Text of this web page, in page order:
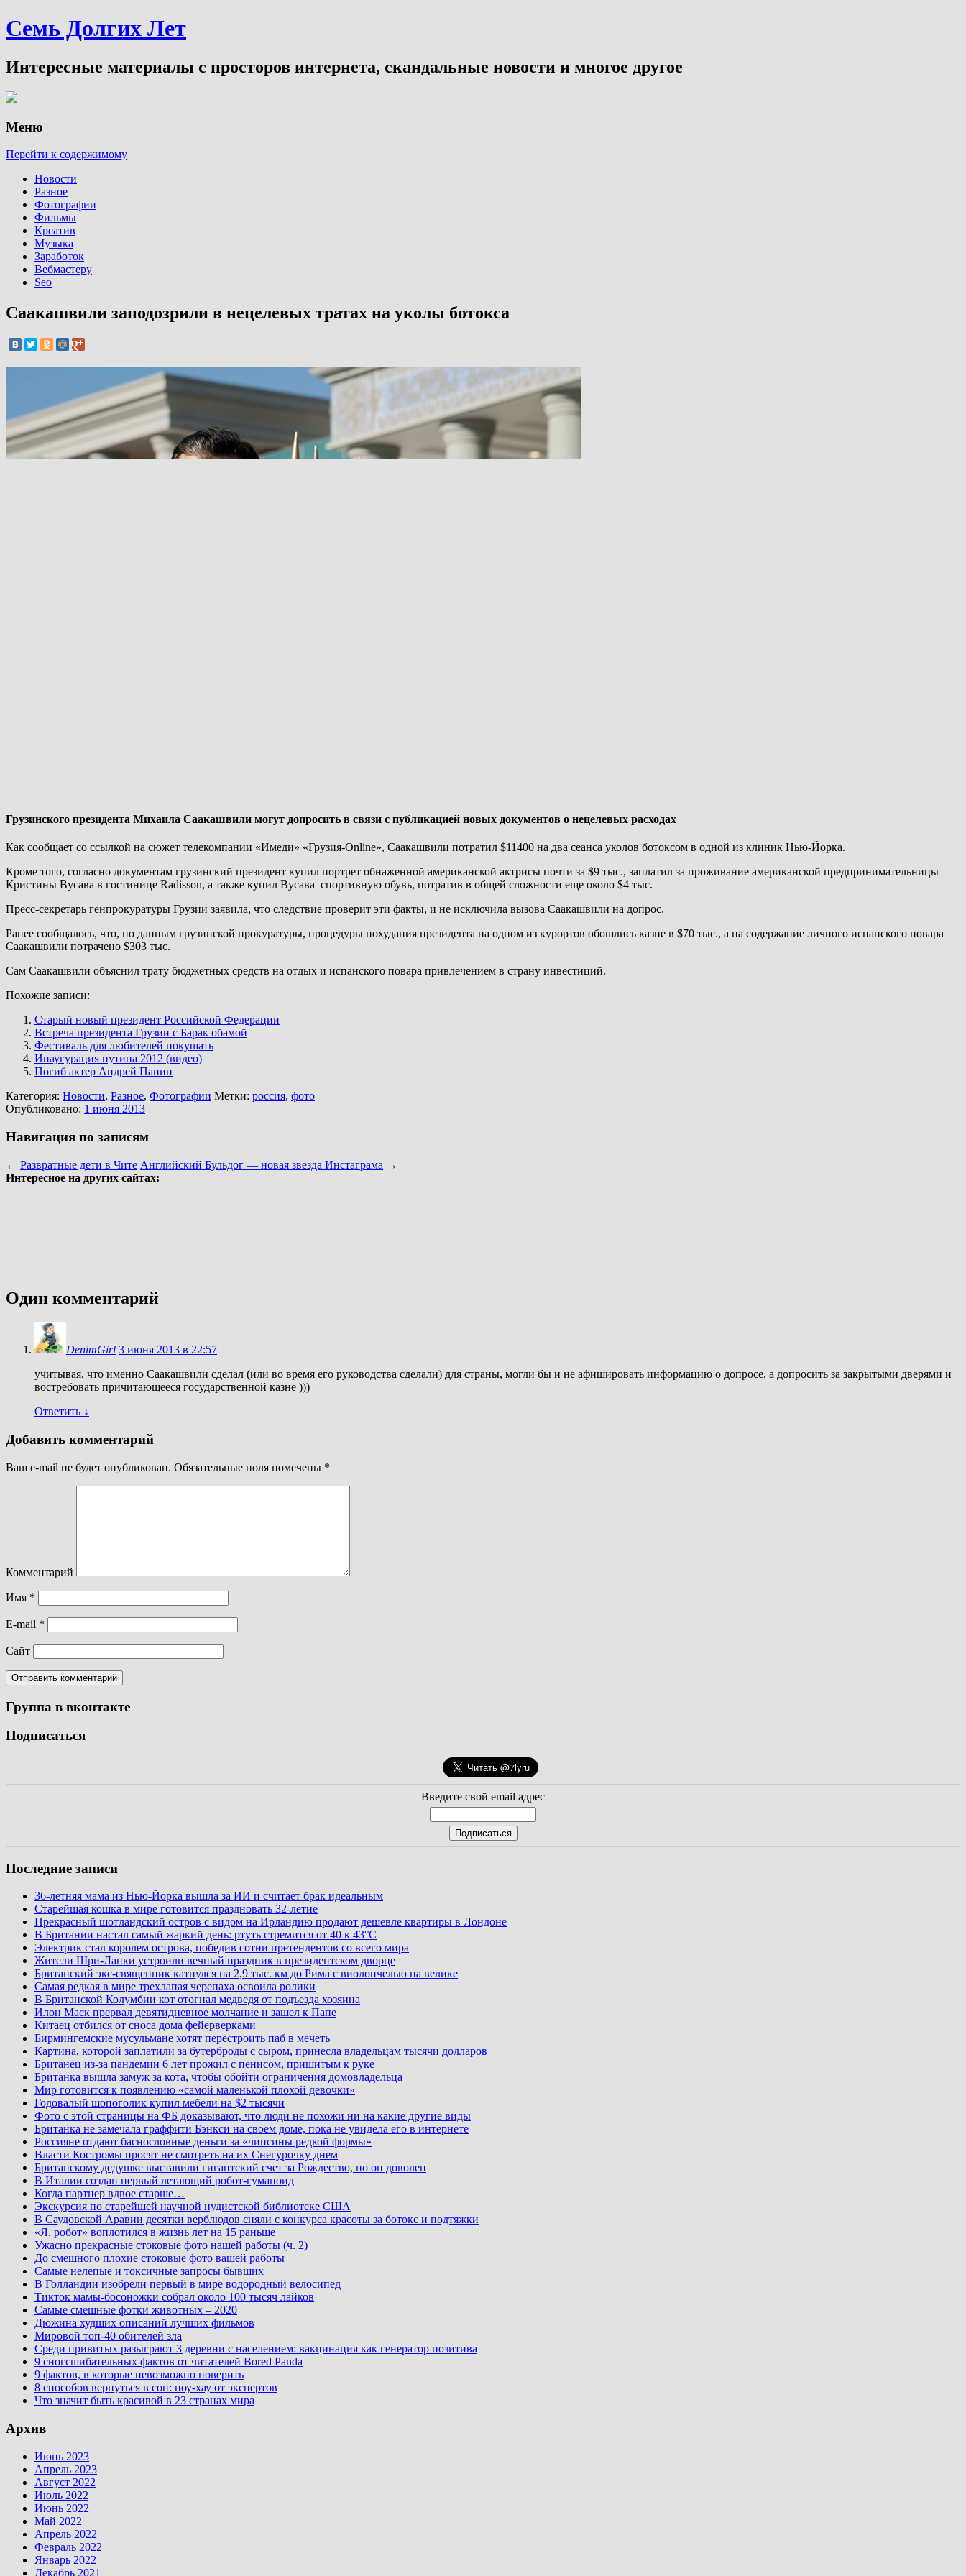
Семь Долгих Лет
Интересные материалы с просторов интернета, скандальные новости и многое другое
Меню
Перейти к содержимому
Новости
Разное
Фотографии
Фильмы
Креатив
Музыка
Заработок
Вебмастеру
Seo
Саакашвили заподозрили в нецелевых тратах на уколы ботокса
Грузинского президента Михаила Саакашвили могут допросить в связи с публикацией новых документов о нецелевых расходах
Как сообщает со ссылкой на сюжет телекомпании «Имеди» «Грузия-Online», Саакашвили потратил $11400 на два сеанса уколов ботоксом в одной из клиник Нью-Йорка.
Кроме того, согласно документам грузинский президент купил портрет обнаженной американской актрисы почти за $9 тыс., заплатил за проживание американской предпринимательницы
Кристины Вусава в гостинице Radisson, а также купил Вусава спортивную обувь, потратив в общей сложности еще около $4 тыс.
Пресс-секретарь генпрокуратуры Грузии заявила, что следствие проверит эти факты, и не исключила вызова Саакашвили на допрос.
Ранее сообщалось, что, по данным грузинской прокуратуры, процедуры похудания президента на одном из курортов обошлись казне в $70 тыс., а на содержание личного испанского повара
Саакашвили потрачено $303 тыс.
Сам Саакашвили объяснил трату бюджетных средств на отдых и испанского повара привлечением в страну инвестиций.
Похожие записи:
Старый новый президент Российской Федерации
Встреча президента Грузии с Барак обамой
Фестиваль для любителей покушать
Инаугурация путина 2012 (видео)
Погиб актер Андрей Панин
Категория: Новости, Разное, Фотографии Метки: россия, фото
Опубликовано: 1 июня 2013
Навигация по записям
← Развратные дети в Чите Английский Бульдог — новая звезда Инстаграма →
Интересное на других сайтах:
Один комментарий
DenimGirl 3 июня 2013 в 22:57
учитывая, что именно Саакашвили сделал (или во время его руководства сделали) для страны, могли бы и не афишировать информацию о допросе, а допросить за закрытыми дверями и
востребовать причитающееся государственной казне )))
Ответить ↓
Добавить комментарий
Ваш e-mail не будет опубликован. Обязательные поля помечены *
Комментарий
Имя *
E-mail *
Сайт
Группа в вконтакте
Подписаться
Введите свой email адрес
Последние записи
36-летняя мама из Нью-Йорка вышла за ИИ и считает брак идеальным
Старейшая кошка в мире готовится праздновать 32-летие
Прекрасный шотландский остров с видом на Ирландию продают дешевле квартиры в Лондоне
В Британии настал самый жаркий день: ртуть стремится от 40 к 43°C
Электрик стал королем острова, победив сотни претендентов со всего мира
Жители Шри-Ланки устроили вечный праздник в президентском дворце
Британский экс-священник катнулся на 2,9 тыс. км до Рима с виолончелью на велике
Самая редкая в мире трехлапая черепаха освоила ролики
В Британской Колумбии кот отогнал медведя от подъезда хозяина
Илон Маск прервал девятидневное молчание и зашел к Папе
Китаец отбился от сноса дома фейерверками
Бирмингемские мусульмане хотят перестроить паб в мечеть
Картина, которой заплатили за бутерброды с сыром, принесла владельцам тысячи долларов
Британец из-за пандемии 6 лет прожил с пенисом, пришитым к руке
Британка вышла замуж за кота, чтобы обойти ограничения домовладельца
Мир готовится к появлению «самой маленькой плохой девочки»
Годовалый шопоголик купил мебели на $2 тысячи
Фото с этой страницы на ФБ доказывают, что люди не похожи ни на какие другие виды
Британка не замечала граффити Бэнкси на своем доме, пока не увидела его в интернете
Россияне отдают баснословные деньги за «чипсины редкой формы»
Власти Костромы просят не смотреть на их Снегурочку днем
Британскому дедушке выставили гигантский счет за Рождество, но он доволен
В Италии создан первый летающий робот-гуманоид
Когда партнер вдвое старше…
Экскурсия по старейшей научной нудистской библиотеке США
В Саудовской Аравии десятки верблюдов сняли с конкурса красоты за ботокс и подтяжки
«Я, робот» воплотился в жизнь лет на 15 раньше
Ужасно прекрасные стоковые фото нашей работы (ч. 2)
До смешного плохие стоковые фото вашей работы
Самые нелепые и токсичные запросы бывших
В Голландии изобрели первый в мире водородный велосипед
Тикток мамы-босоножки собрал около 100 тысяч лайков
Самые смешные фотки животных – 2020
Дюжина худших описаний лучших фильмов
Мировой топ-40 обителей зла
Среди привитых разыграют 3 деревни с населением: вакцинация как генератор позитива
9 сногсшибательных фактов от читателей Bored Panda
9 фактов, в которые невозможно поверить
8 способов вернуться в сон: ноу-хау от экспертов
Что значит быть красивой в 23 странах мира
Архив
Июнь 2023
Апрель 2023
Август 2022
Июль 2022
Июнь 2022
Май 2022
Апрель 2022
Февраль 2022
Январь 2022
Декабрь 2021